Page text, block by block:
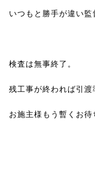
いつもと勝手が違い監
検査は無事終了。
残工事が終われば引渡
お施主様もう暫くお待